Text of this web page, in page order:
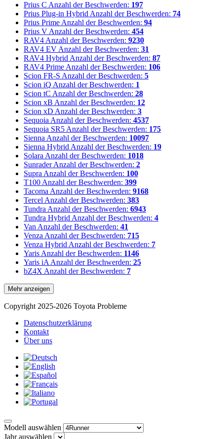
Prius C Anzahl der Beschwerden: 197
Prius Plug-in Hybrid Anzahl der Beschwerden: 74
Prius Prime Anzahl der Beschwerden: 94
Prius V Anzahl der Beschwerden: 454
RAV4 Anzahl der Beschwerden: 9230
RAV4 EV Anzahl der Beschwerden: 31
RAV4 Hybrid Anzahl der Beschwerden: 87
RAV4 Prime Anzahl der Beschwerden: 106
Scion FR-S Anzahl der Beschwerden: 5
Scion iQ Anzahl der Beschwerden: 1
Scion tC Anzahl der Beschwerden: 28
Scion xB Anzahl der Beschwerden: 12
Scion xD Anzahl der Beschwerden: 3
Sequoia Anzahl der Beschwerden: 4537
Sequoia SR5 Anzahl der Beschwerden: 175
Sienna Anzahl der Beschwerden: 10097
Sienna Hybrid Anzahl der Beschwerden: 19
Solara Anzahl der Beschwerden: 1018
Sunrader Anzahl der Beschwerden: 2
Supra Anzahl der Beschwerden: 100
T100 Anzahl der Beschwerden: 399
Tacoma Anzahl der Beschwerden: 9168
Tercel Anzahl der Beschwerden: 383
Tundra Anzahl der Beschwerden: 6943
Tundra Hybrid Anzahl der Beschwerden: 4
Van Anzahl der Beschwerden: 41
Venza Anzahl der Beschwerden: 715
Venza Hybrid Anzahl der Beschwerden: 7
Yaris Anzahl der Beschwerden: 1146
Yaris iA Anzahl der Beschwerden: 25
bZ4X Anzahl der Beschwerden: 7
Mehr anzeigen
Copyright 2025-2026 Toyota Probleme
Datenschutzerklärung
Kontakt
Über uns
Modell auswählen
Jahr auswählen